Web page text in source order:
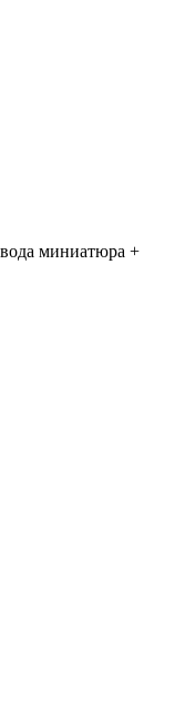
миниатюра +